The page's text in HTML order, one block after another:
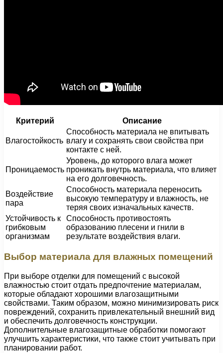
Критерий Описание
Влагостойкость
Способность материала не впитывать
влагу и сохранять свои свойства при
контакте с ней.
Проницаемость
Уровень, до которого влага может
проникать внутрь материала, что влияет
на его долговечность.
Воздействие
пара
Способность материала переносить
высокую температуру и влажность, не
теряя своих изначальных качеств.
Устойчивость к
грибковым
организмам
Способность противостоять
образованию плесени и гнили в
результате воздействия влаги.
Выбор материала для влажных помещений
При выборе отделки для помещений с высокой
влажностью стоит отдать предпочтение материалам,
которые обладают хорошими влагозащитными
свойствами. Таким образом, можно минимизировать риск
повреждений, сохранить привлекательный внешний вид
и обеспечить долговечность конструкции.
Дополнительные влагозащитные обработки помогают
улучшить характеристики, что также стоит учитывать при
планировании работ.